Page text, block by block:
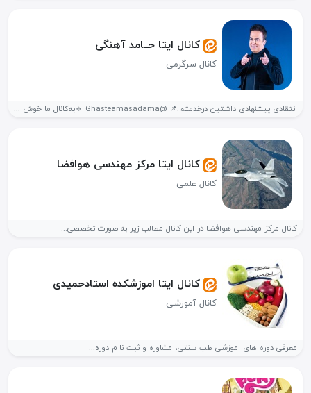
کانال ایتا حــامد آهنگی
کانال سرگرمی
انتقادی پیشنهادی داشتین درخدمتم:📌 @Ghasteamasadama 🔹️به‌کانال ما خوش اومدی 🔹️کانال طرفداران استاد...
کانال ایتا مرکز مهندسی هوافضا
کانال علمی
کانال مرکز مهندسی هوافضا در این کانال مطالب زیر به صورت تخصصی...
کانال ایتا اموزشکده استادحمیدی
کانال آموزشی
معرفی دوره های اموزشی طب سنتی، مشاوره و ثبت نا م دوره...